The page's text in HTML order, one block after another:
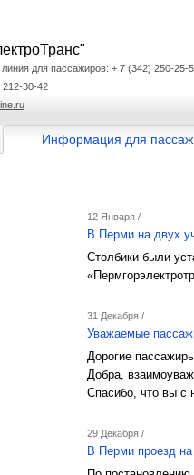
для пассажиров: + 7 (342) 250-25-
30-42
Информация для
12 Января /
В Перми на двух
Столбики были
31 Декабря /
Уважаемые
Дорогие
Добра,
Спасибо, что вы с
29 Декабря /
В Перми проезд